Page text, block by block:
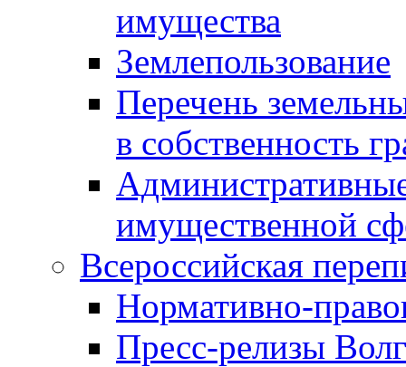
имущества
Землепользование
Перечень
в собственность
имущественной
Всероссийская
Нормативно-
Пресс-релизы